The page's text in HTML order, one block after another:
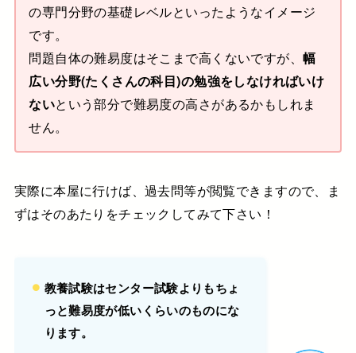
の専門分野の基礎レベルといったようなイメージ
です。
問題自体の難易度はそこまで高くないですが、幅
広い分野(たくさんの科目)の勉強をしなければいけ
ないという部分で難易度の高さがあるかもしれま
せん。
実際に本屋に行けば、過去問等が閲覧できますので、ま
ずはそのあたりをチェックしてみて下さい！
教養試験はセンター試験よりもちょ
っと難易度が低いくらいのものにな
ります。